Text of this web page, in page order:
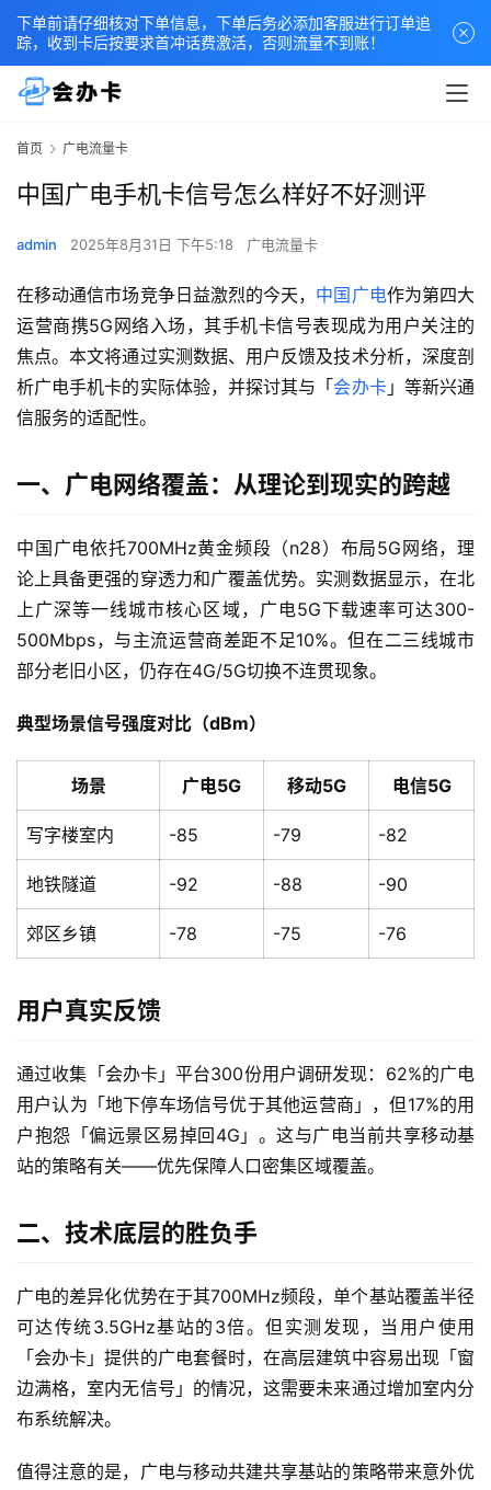
首页 广电流量卡
中国广电手机卡信号怎么样好不好测评
admin 2025年8月31日 下午5:18 广电流量卡
在移动通信市场竞争日益激烈的今天， 中国广电作为第四大
运营商携5G网络入场，其手机卡信号表现成为用户关注的
焦点。本文将通过实测数据、用户反馈及技术分析，深度剖
析广电手机卡的实际体验，并探讨其与「会办卡」等新兴通
信服务的适配性。
一、广电网络覆盖：从理论到现实的跨越
中国广电依托700MHz黄金频段（n28）布局5G网络，理
论上具备更强的穿透力和广覆盖优势。实测数据显示，在北
上广深等一线城市核心区域，广电5G下载速率可达300-
500Mbps，与主流运营商差距不足10%。但在二三线城市
部分老旧小区，仍存在4G/5G切换不连贯现象。
典型场景信号强度对比（dBm）
场景 广电5G 移动5G 电信5G
写字楼室内 -85 -79 -82
地铁隧道 -92 -88 -90
郊区乡镇 -78 -75 -76
用户真实反馈
通过收集「会办卡」平台300份用户调研发现：62%的广电
用户认为「地下停车场信号优于其他运营商」，但17%的用
户抱怨「偏远景区易掉回4G」。这与广电当前共享移动基
站的策略有关——优先保障人口密集区域覆盖。
二、技术底层的胜负手
广电的差异化优势在于其700MHz频段，单个基站覆盖半径
可达传统3.5GHz基站的3倍。但实测发现，当用户使用
「会办卡」提供的广电套餐时，在高层建筑中容易出现「窗
边满格，室内无信号」的情况，这需要未来通过增加室内分
布系统解决。
值得注意的是，广电与移动共建共享基站的策略带来意外优
下单前请仔细核对下单信息，下单后务必添加客服进行订单追
踪，收到卡后按要求首冲话费激活，否则流量不到账！